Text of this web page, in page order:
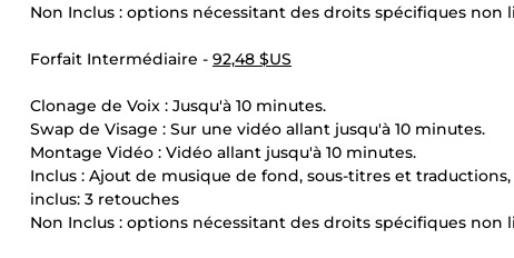
Non Inclus : options nécessitant des droits spécifiques non
Forfait Intermédiaire - 92,48 $US
Clonage de Voix : Jusqu'à 10 minutes.
Swap de Visage : Sur une vidéo allant jusqu'à 10 minutes.
Montage Vidéo : Vidéo allant jusqu'à 10 minutes.
Inclus : Ajout de musique de fond, sous-titres et
inclus: 3 retouches
Non Inclus : options nécessitant des droits spécifiques